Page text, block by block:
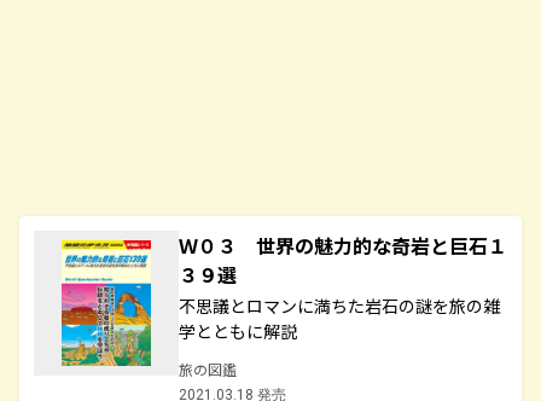
Ｗ０３ 世界の魅力的な奇岩と巨石１
３９選
不思議とロマンに満ちた岩石の謎を旅の雑
学とともに解説
旅の図鑑
2021.03.18 発売